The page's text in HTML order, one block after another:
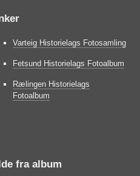
Varteig Historielags Fotosamling
Fetsund Historielags Fotoalbum
Rælingen Historielags
Fotoalbum
fra album